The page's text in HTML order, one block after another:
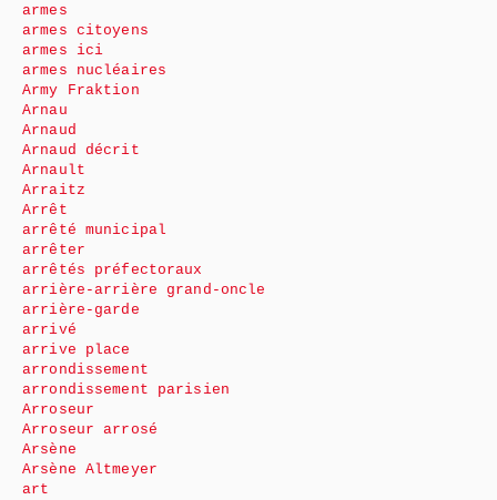
armes
armes citoyens
armes ici
armes nucléaires
Army Fraktion
Arnau
Arnaud
Arnaud décrit
Arnault
Arraitz
Arrêt
arrêté municipal
arrêter
arrêtés préfectoraux
arrière-arrière grand-oncle
arrière-garde
arrivé
arrive place
arrondissement
arrondissement parisien
Arroseur
Arroseur arrosé
Arsène
Arsène Altmeyer
art